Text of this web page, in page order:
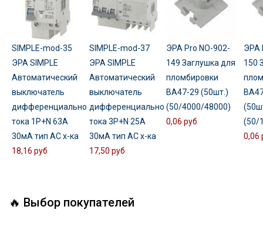
SIMPLE-mod-35
ЭРА SIMPLE
Автоматический
выключатель
дифференциального
тока 1P+N 63А
30мА тип АС х-ка
18,16 руб
SIMPLE-mod-37
ЭРА SIMPLE
Автоматический
выключатель
дифференциального
тока 3P+N 25А
30мА тип АС х-ка
17,50 руб
ЭРА Pro NO-902-
149 Заглушка для
пломбировки
ВА47-29 (50шт.)
(50/4000/48000)
0,06 руб
ЭРА
150
(50/
0,06
🔥 Выбор покупателей